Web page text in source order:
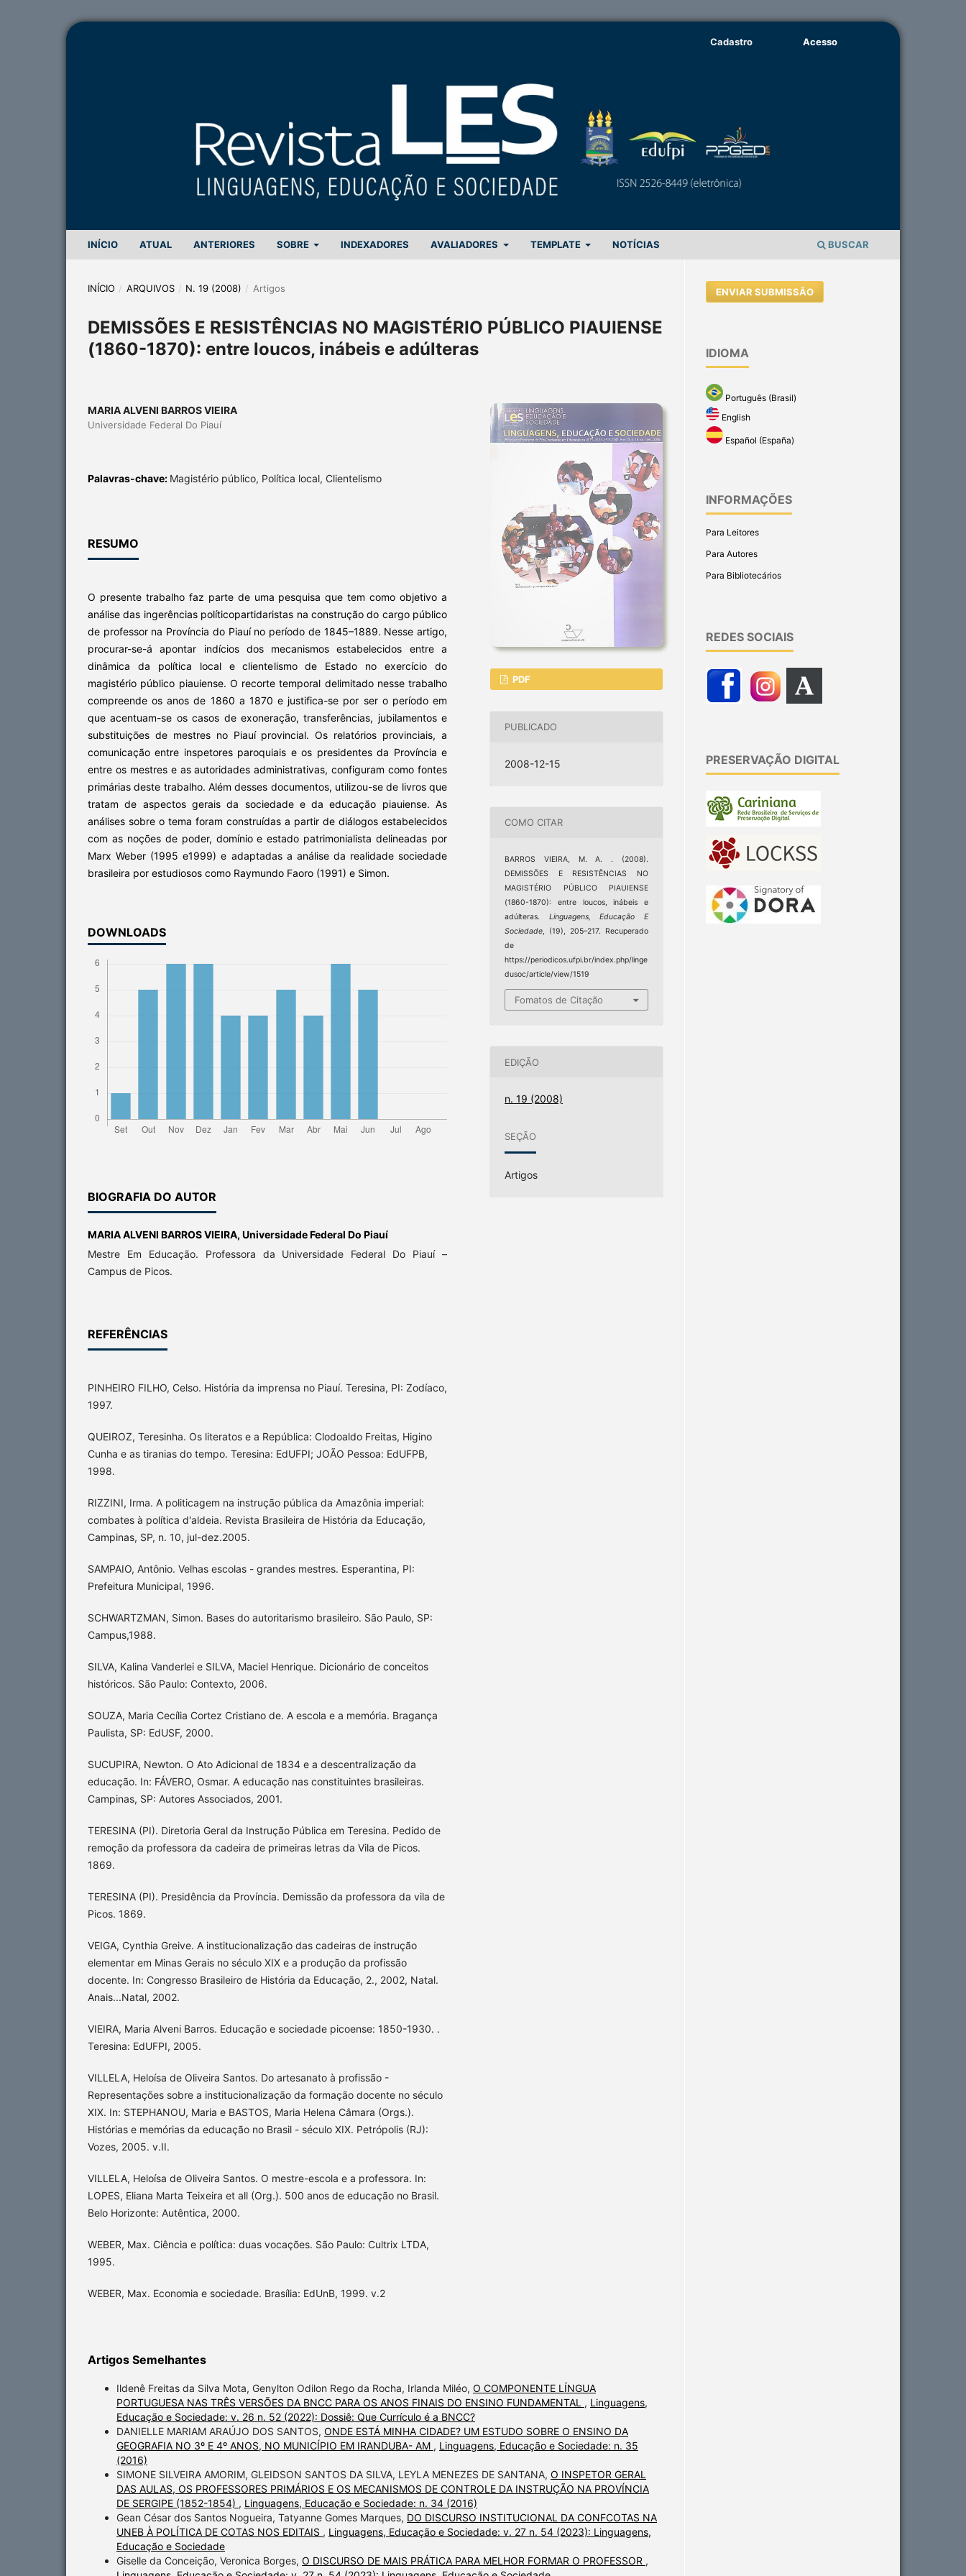
INÍCIO ATUAL ANTERIORES SOBRE INDEXADORES AVALIADORES TEMPLATE NOTÍCIAS BUSCAR
Cadastro Acesso
INÍCIO / ARQUIVOS / N. 19 (2008) / Artigos
DEMISSÕES E RESISTÊNCIAS NO MAGISTÉRIO PÚBLICO PIAUIENSE
(1860-1870): entre loucos, inábeis e adúlteras
MARIA ALVENI BARROS VIEIRA
Universidade Federal Do Piauí
Palavras-chave: Magistério público, Política local, Clientelismo
RESUMO
O presente trabalho faz parte de uma pesquisa que tem como objetivo a
análise das ingerências políticopartidaristas na construção do cargo público
de professor na Província do Piauí no período de 1845–1889. Nesse artigo,
procurar-se-á apontar indícios dos mecanismos estabelecidos entre a
dinâmica da política local e clientelismo de Estado no exercício do
magistério público piauiense. O recorte temporal delimitado nesse trabalho
compreende os anos de 1860 a 1870 e justifica-se por ser o período em
que acentuam-se os casos de exoneração, transferências, jubilamentos e
substituições de mestres no Piauí provincial. Os relatórios provinciais, a
comunicação entre inspetores paroquiais e os presidentes da Província e
entre os mestres e as autoridades administrativas, configuram como fontes
primárias deste trabalho. Além desses documentos, utilizou-se de livros que
tratam de aspectos gerais da sociedade e da educação piauiense. As
análises sobre o tema foram construídas a partir de diálogos estabelecidos
com as noções de poder, domínio e estado patrimonialista delineadas por
Marx Weber (1995 e1999) e adaptadas a análise da realidade sociedade
brasileira por estudiosos como Raymundo Faoro (1991) e Simon.
DOWNLOADS
BIOGRAFIA DO AUTOR
MARIA ALVENI BARROS VIEIRA, Universidade Federal Do Piauí
Mestre Em Educação. Professora da Universidade Federal Do Piauí –
Campus de Picos.
REFERÊNCIAS
PINHEIRO FILHO, Celso. História da imprensa no Piauí. Teresina, PI: Zodíaco,
1997.
QUEIROZ, Teresinha. Os literatos e a República: Clodoaldo Freitas, Higino
Cunha e as tiranias do tempo. Teresina: EdUFPI; JOÃO Pessoa: EdUFPB,
1998.
RIZZINI, Irma. A politicagem na instrução pública da Amazônia imperial:
combates à política d'aldeia. Revista Brasileira de História da Educação,
Campinas, SP, n. 10, jul-dez.2005.
SAMPAIO, Antônio. Velhas escolas - grandes mestres. Esperantina, PI:
Prefeitura Municipal, 1996.
SCHWARTZMAN, Simon. Bases do autoritarismo brasileiro. São Paulo, SP:
Campus,1988.
SILVA, Kalina Vanderlei e SILVA, Maciel Henrique. Dicionário de conceitos
históricos. São Paulo: Contexto, 2006.
SOUZA, Maria Cecília Cortez Cristiano de. A escola e a memória. Bragança
Paulista, SP: EdUSF, 2000.
SUCUPIRA, Newton. O Ato Adicional de 1834 e a descentralização da
educação. In: FÁVERO, Osmar. A educação nas constituintes brasileiras.
Campinas, SP: Autores Associados, 2001.
TERESINA (PI). Diretoria Geral da Instrução Pública em Teresina. Pedido de
remoção da professora da cadeira de primeiras letras da Vila de Picos.
1869.
TERESINA (PI). Presidência da Província. Demissão da professora da vila de
Picos. 1869.
VEIGA, Cynthia Greive. A institucionalização das cadeiras de instrução
elementar em Minas Gerais no século XIX e a produção da profissão
docente. In: Congresso Brasileiro de História da Educação, 2., 2002, Natal.
Anais...Natal, 2002.
VIEIRA, Maria Alveni Barros. Educação e sociedade picoense: 1850-1930. .
Teresina: EdUFPI, 2005.
VILLELA, Heloísa de Oliveira Santos. Do artesanato à profissão -
Representações sobre a institucionalização da formação docente no século
XIX. In: STEPHANOU, Maria e BASTOS, Maria Helena Câmara (Orgs.).
Histórias e memórias da educação no Brasil - século XIX. Petrópolis (RJ):
Vozes, 2005. v.II.
VILLELA, Heloísa de Oliveira Santos. O mestre-escola e a professora. In:
LOPES, Eliana Marta Teixeira et all (Org.). 500 anos de educação no Brasil.
Belo Horizonte: Autêntica, 2000.
WEBER, Max. Ciência e política: duas vocações. São Paulo: Cultrix LTDA,
1995.
WEBER, Max. Economia e sociedade. Brasília: EdUnB, 1999. v.2
PDF
PUBLICADO
2008-12-15
COMO CITAR
BARROS VIEIRA, M. A. . (2008).
DEMISSÕES E RESISTÊNCIAS NO
MAGISTÉRIO PÚBLICO PIAUIENSE
(1860-1870): entre loucos, inábeis e
adúlteras. Linguagens, Educação E
Sociedade, (19), 205–217. Recuperado
de
https://periodicos.ufpi.br/index.php/linge
dusoc/article/view/1519
Fomatos de Citação
EDIÇÃO
n. 19 (2008)
SEÇÃO
Artigos
Artigos Semelhantes
Ildenê Freitas da Silva Mota, Genylton Odilon Rego da Rocha, Irlanda Miléo, O COMPONENTE LÍNGUA
PORTUGUESA NAS TRÊS VERSÕES DA BNCC PARA OS ANOS FINAIS DO ENSINO FUNDAMENTAL , Linguagens,
Educação e Sociedade: v. 26 n. 52 (2022): Dossiê: Que Currículo é a BNCC?
DANIELLE MARIAM ARAÚJO DOS SANTOS, ONDE ESTÁ MINHA CIDADE? UM ESTUDO SOBRE O ENSINO DA
GEOGRAFIA NO 3º E 4º ANOS, NO MUNICÍPIO EM IRANDUBA- AM , Linguagens, Educação e Sociedade: n. 35
(2016)
SIMONE SILVEIRA AMORIM, GLEIDSON SANTOS DA SILVA, LEYLA MENEZES DE SANTANA, O INSPETOR GERAL
DAS AULAS, OS PROFESSORES PRIMÁRIOS E OS MECANISMOS DE CONTROLE DA INSTRUÇÃO NA PROVÍNCIA
DE SERGIPE (1852-1854) , Linguagens, Educação e Sociedade: n. 34 (2016)
Gean César dos Santos Nogueira, Tatyanne Gomes Marques, DO DISCURSO INSTITUCIONAL DA CONFCOTAS NA
UNEB À POLÍTICA DE COTAS NOS EDITAIS , Linguagens, Educação e Sociedade: v. 27 n. 54 (2023): Linguagens,
Educação e Sociedade
Giselle da Conceição, Veronica Borges, O DISCURSO DE MAIS PRÁTICA PARA MELHOR FORMAR O PROFESSOR ,
ENVIAR SUBMISSÃO
IDIOMA
Português (Brasil)
English
Español (España)
INFORMAÇÕES
Para Leitores
Para Autores
Para Bibliotecários
REDES SOCIAIS
PRESERVAÇÃO DIGITAL